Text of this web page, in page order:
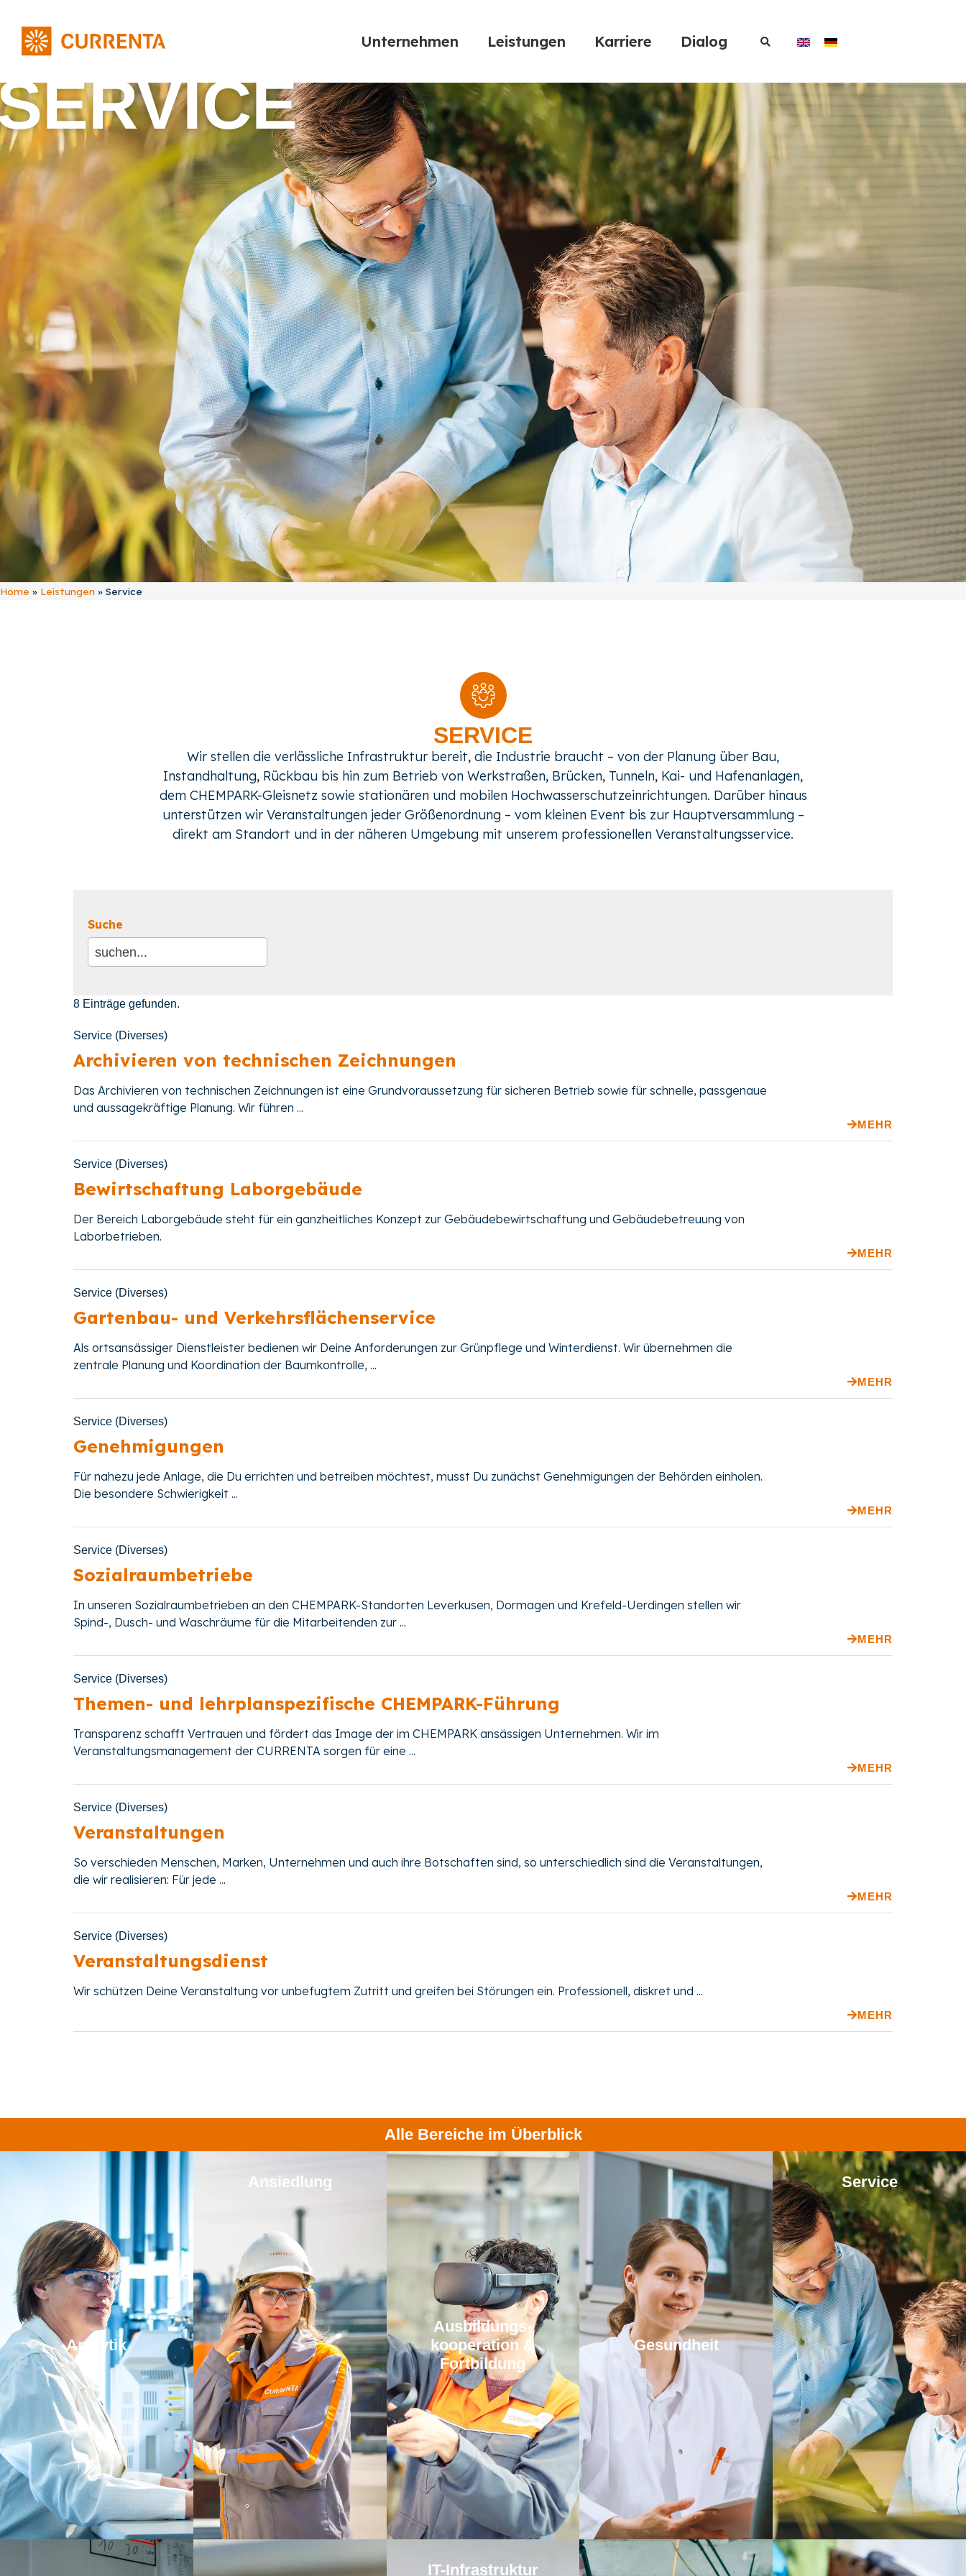
Unternehmen Leistungen Karriere Dialog
Home » Leistungen » Service
SERVICE
Wir stellen die verlässliche Infrastruktur bereit, die Industrie braucht – von der Planung über Bau,
Instandhaltung, Rückbau bis hin zum Betrieb von Werkstraßen, Brücken, Tunneln, Kai- und Hafenanlagen,
dem CHEMPARK-Gleisnetz sowie stationären und mobilen Hochwasserschutzeinrichtungen. Darüber hinaus
unterstützen wir Veranstaltungen jeder Größenordnung – vom kleinen Event bis zur Hauptversammlung –
direkt am Standort und in der näheren Umgebung mit unserem professionellen Veranstaltungsservice.
Suche
8 Einträge gefunden.
Service (Diverses)
Archivieren von technischen Zeichnungen
Das Archivieren von technischen Zeichnungen ist eine Grundvoraussetzung für sicheren Betrieb sowie für schnelle, passgenaue
und aussagekräftige Planung. Wir führen ...
MEHR
Service (Diverses)
Bewirtschaftung Laborgebäude
Der Bereich Laborgebäude steht für ein ganzheitliches Konzept zur Gebäudebewirtschaftung und Gebäudebetreuung von
Laborbetrieben.
MEHR
Service (Diverses)
Gartenbau- und Verkehrsflächenservice
Als ortsansässiger Dienstleister bedienen wir Deine Anforderungen zur Grünpflege und Winterdienst. Wir übernehmen die
zentrale Planung und Koordination der Baumkontrolle, ...
MEHR
Service (Diverses)
Genehmigungen
Für nahezu jede Anlage, die Du errichten und betreiben möchtest, musst Du zunächst Genehmigungen der Behörden einholen.
Die besondere Schwierigkeit ...
MEHR
Service (Diverses)
Sozialraumbetriebe
In unseren Sozialraumbetrieben an den CHEMPARK-Standorten Leverkusen, Dormagen und Krefeld-Uerdingen stellen wir
Spind-, Dusch- und Waschräume für die Mitarbeitenden zur ...
MEHR
Service (Diverses)
Themen- und lehrplanspezifische CHEMPARK-Führung
Transparenz schafft Vertrauen und fördert das Image der im CHEMPARK ansässigen Unternehmen. Wir im
Veranstaltungsmanagement der CURRENTA sorgen für eine ...
MEHR
Service (Diverses)
Veranstaltungen
So verschieden Menschen, Marken, Unternehmen und auch ihre Botschaften sind, so unterschiedlich sind die Veranstaltungen,
die wir realisieren: Für jede ...
MEHR
Service (Diverses)
Veranstaltungsdienst
Wir schützen Deine Veranstaltung vor unbefugtem Zutritt und greifen bei Störungen ein. Professionell, diskret und ...
MEHR
Alle Bereiche im Überblick
Analytik
Ansiedlung
Aus­bildungs­­
kooperation &
Fortbildung
Gesundheit
Service
IT-Infrastruktur